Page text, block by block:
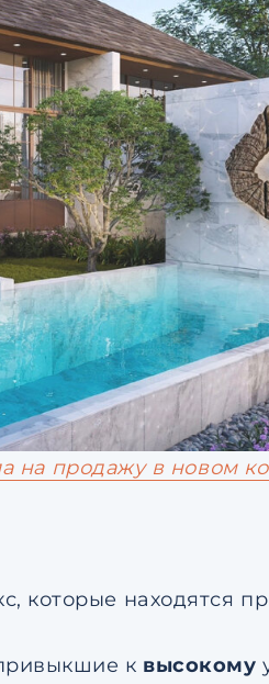
на продажу в новом
которые находятся
к высокому